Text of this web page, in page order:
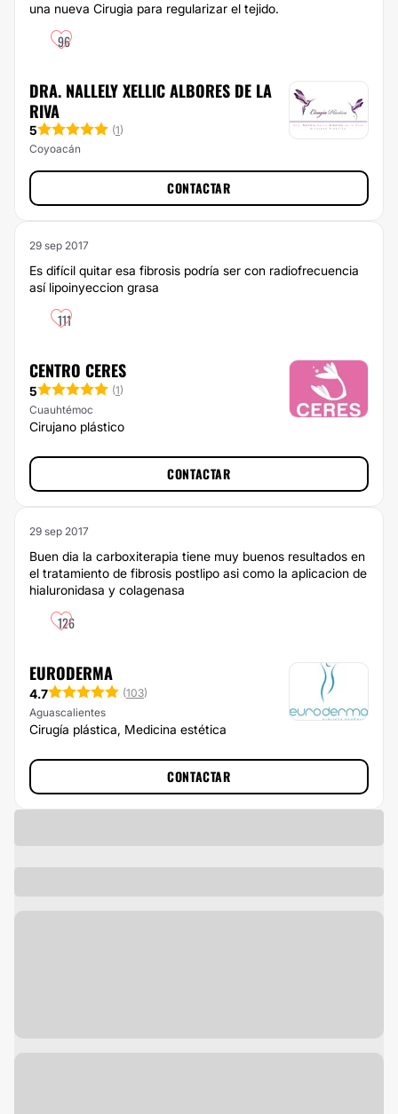
una nueva Cirugia para regularizar el tejido.
96
DRA. NALLELY XELLIC ALBORES DE LA
RIVA
5 (1)
Coyoacán
CONTACTAR
29 sep 2017
Es difícil quitar esa fibrosis podría ser con radiofrecuencia
así lipoinyeccion grasa
111
CENTRO CERES
5 (1)
Cuauhtémoc
Cirujano plástico
CONTACTAR
29 sep 2017
Buen dia la carboxiterapia tiene muy buenos resultados en
el tratamiento de fibrosis postlipo asi como la aplicacion de
hialuronidasa y colagenasa
126
EURODERMA
4.7 (103)
Aguascalientes
Cirugía plástica, Medicina estética
CONTACTAR